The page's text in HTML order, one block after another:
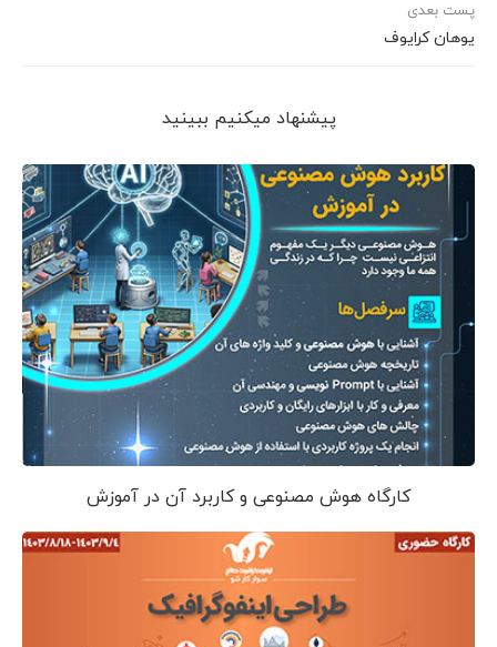
پست بعدی
یوهان کرایوف
پیشنهاد می‎کنیم ببینید
کارگاه هوش مصنوعی و کاربرد آن در آموزش